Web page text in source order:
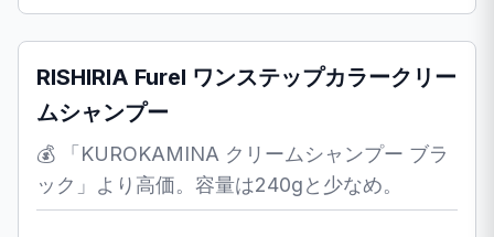
RISHIRIA Furel ワンステップカラークリー
ムシャンプー
💰 「KUROKAMINA クリームシャンプー ブラ
ック」より高価。容量は240gと少なめ。